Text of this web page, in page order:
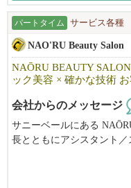
パートタイム サービス各種
NAO'RU Beauty Salon
NAŌRU BEAUTY
ック美容 × 確かな技術
会社からのメッセージ
サニーベールにある
長とともにアシスタント